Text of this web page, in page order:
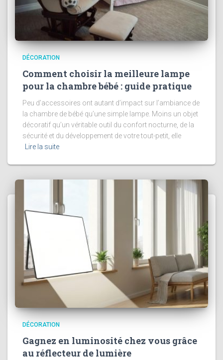
DÉCORATION
Comment choisir la meilleure lampe
pour la chambre bébé : guide pratique
Peu d’accessoires ont autant d’impact sur l’ambiance de
la chambre de bébé qu’une simple lampe. Moins un objet
décoratif qu’un véritable outil du confort nocturne, de la
sécurité et du développement de votre tout-petit, elle
Lire la suite
DÉCORATION
Gagnez en luminosité chez vous grâce
au réflecteur de lumière